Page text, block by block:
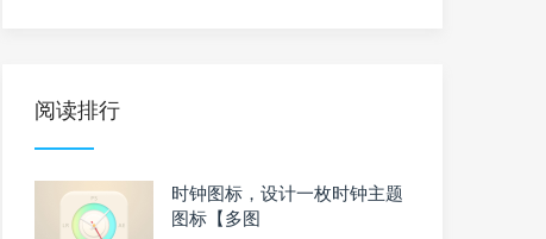
阅读排行
时钟图标，设计一枚时钟主题
图标【多图